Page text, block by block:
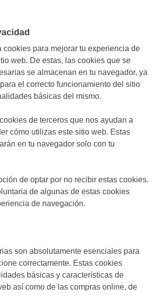
cookies para mejorar tu experiencia de
web. De estas, las cookies que se
se almacenan en tu navegador, ya
el correcto funcionamiento del sitio
básicas del mismo.
de terceros que nos ayudan a
cómo utilizas este sitio web. Estas
en tu navegador solo con tu
de optar por no recibir estas cookies.
de algunas de estas cookies
de navegación.
son absolutamente esenciales para
correctamente. Estas cookies
básicas y características de
así como de las compras online, de